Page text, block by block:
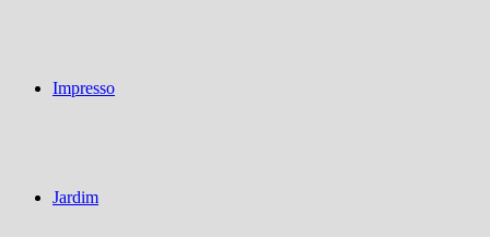
Impresso
Jardim